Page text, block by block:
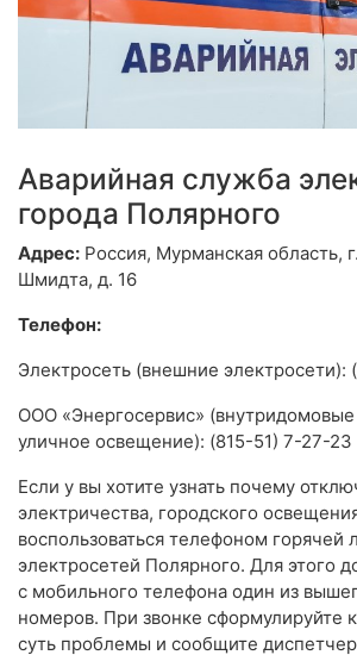
Аварийная служба
города Полярного
Адрес: Россия, Мурманская область,
Шмидта, д. 16
Телефон:
Электросеть (внешние
ООО «Энергосервис» (внутридомовые
уличное освещение): (815-51) 7-27-23
Если у вы хотите узнать почему
электричества, городского
воспользоваться телефоном горячей
электросетей Полярного. Для этого
с мобильного телефона один из
номеров. При звонке сформулируйте
суть проблемы и сообщите